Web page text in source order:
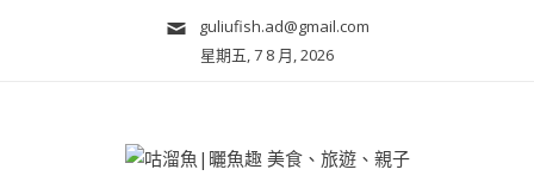
guliufish.ad@gmail.com
星期五, 7 8 月, 2026